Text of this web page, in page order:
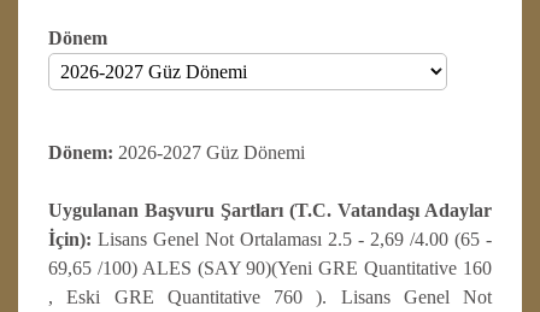
Dönem
Dönem: 2026-2027 Güz Dönemi
Uygulanan Başvuru Şartları (T.C. Vatandaşı Adaylar
İçin): Lisans Genel Not Ortalaması 2.5 - 2,69 /4.00 (65 -
69,65 /100) ALES (SAY 90)(Yeni GRE Quantitative 160
, Eski GRE Quantitative 760 ). Lisans Genel Not